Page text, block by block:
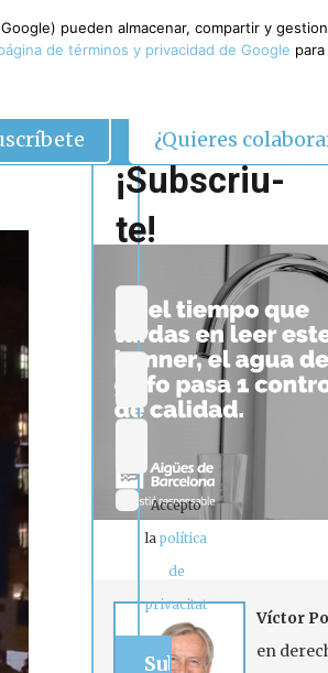
¿Quieres
Víctor
en
¡Subscriu-
te!
Accepto
lapolítica
de
privacitat
pueden almacenar, compartir y
de términos y privacidad de Google